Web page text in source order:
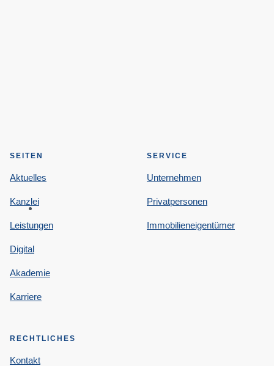
SEITEN
Aktuelles
Kanzlei
Leistungen
Digital
Akademie
Karriere
SERVICE
Unternehmen
Privatpersonen
Immobilieneigentümer
RECHTLICHES
Kontakt